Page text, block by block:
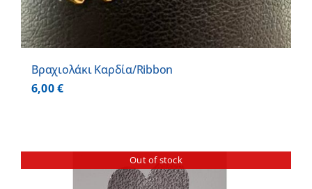
Βραχιολάκι Καρδία/Ribbon
6,00€
Out of stock